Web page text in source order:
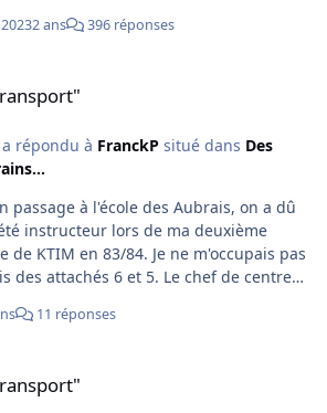
SNST sur le TCO. Je ne pense pas que
être sur place et sans avoir une vue
comme on peut le faire en regardant
qui serait certainement moins
niveau des annonces que des
voie que des mesures à prendre en
ou lors d'accidents de voyageurs
nombreux depuis le retrait des Z5300
montoires et leurs marche pieds
2 ans 396 réponses
répondu à FranckP situé dans Des
passage à l'école des Aubrais, on a dû
instructeur lors de ma deuxième
de KTIM en 83/84. Je ne m'occupais pas
des attachés 6 et 5. Le chef de centre
Debray, Huillery, plus d'autres
essayer, si ce n'est déjà fait, de
11 réponses